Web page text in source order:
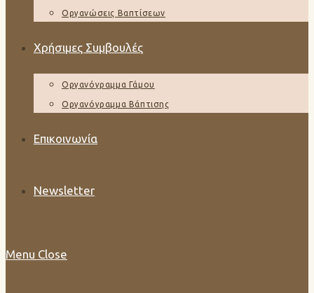
Οργανώσεις Βαπτίσεων
Χρήσιμες Συμβουλές
Οργανόγραμμα Γάμου
Οργανόγραμμα Βάπτισης
Επικοινωνία
Newsletter
Menu Close